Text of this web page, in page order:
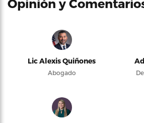
Opinión y
Lic Alexis Quiñones
Abogado